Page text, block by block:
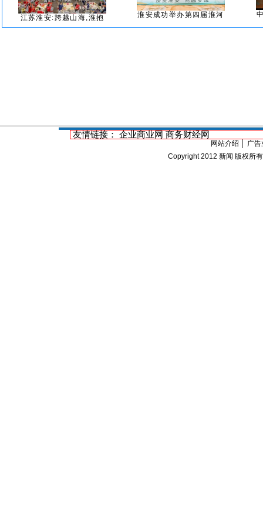
江苏淮安:跨越山海,淮抱 淮安成功举办第四届淮河
友情链接： 企业商业网 商务财经网
网站介绍
广告
Copyright 2012 新闻 版权所